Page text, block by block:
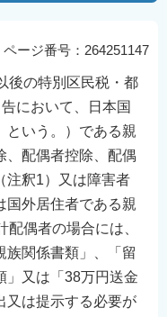
ページ番号：264251147
後の特別区民税・都
において、日本国
という。）である親
、配偶者控除、配偶
注釈1）又は障害者
国外居住者である親
偶者の場合には、
族関係書類」、「留
」又は「38万円送金
又は提示する必要が